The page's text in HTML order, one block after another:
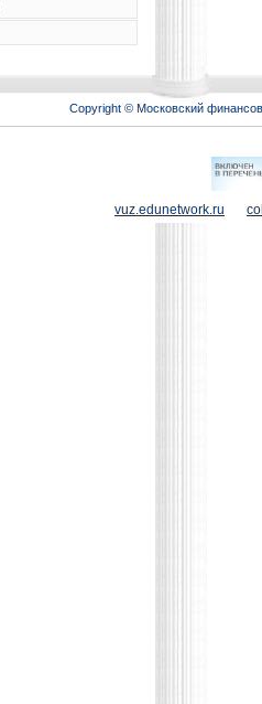
Copyright © Московский
vuz.edunetwork.ru